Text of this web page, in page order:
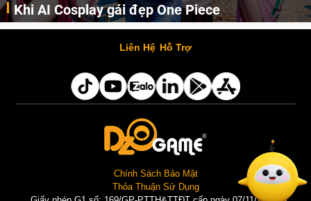
Khi AI Cosplay gái đẹp One Piece
Những cô nàng nóng bỏng Boa Hancock, Nico Robin, Nami, Yamato hay Perona được AI vẽ lại dưới hình thức Cosplay cực kỳ chuẩn chỉnh.
Liên Hệ Hỗ Trợ
Chính Sách Bảo Mật
Thỏa Thuận Sử Dụng